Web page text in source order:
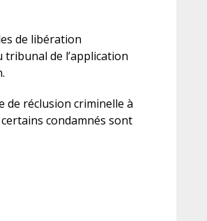
de libération
de l’application
de réclusion criminelle à
condamnés sont